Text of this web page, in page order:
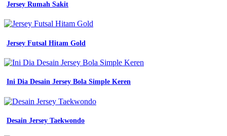
Jersey Rumah Sakit
Jersey Futsal Hitam Gold
Ini Dia Desain Jersey Bola Simple Keren
Desain Jersey Taekwondo